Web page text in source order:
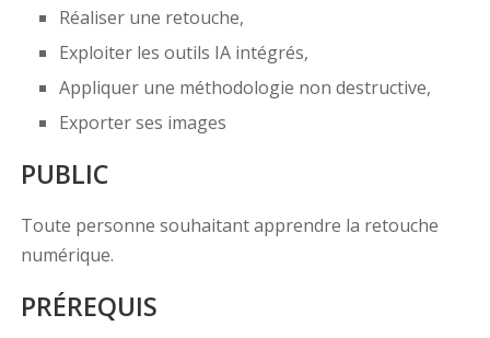
Réaliser une retouche,
Exploiter les outils IA intégrés,
Appliquer une méthodologie non destructive,
Exporter ses images
PUBLIC
Toute personne souhaitant apprendre la retouche
numérique.
PRÉREQUIS